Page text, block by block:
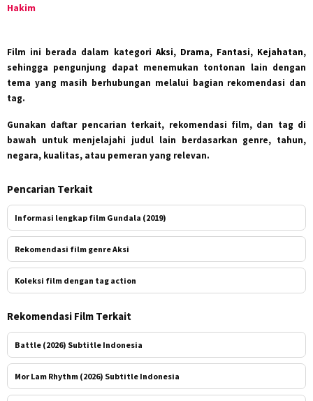
Hakim
Film ini berada dalam kategori Aksi, Drama, Fantasi, Kejahatan,
sehingga pengunjung dapat menemukan tontonan lain dengan
tema yang masih berhubungan melalui bagian rekomendasi dan
tag.
Gunakan daftar pencarian terkait, rekomendasi film, dan tag di
bawah untuk menjelajahi judul lain berdasarkan genre, tahun,
negara, kualitas, atau pemeran yang relevan.
Pencarian Terkait
Informasi lengkap film Gundala (2019)
Rekomendasi film genre Aksi
Koleksi film dengan tag action
Rekomendasi Film Terkait
Battle (2026) Subtitle Indonesia
Mor Lam Rhythm (2026) Subtitle Indonesia